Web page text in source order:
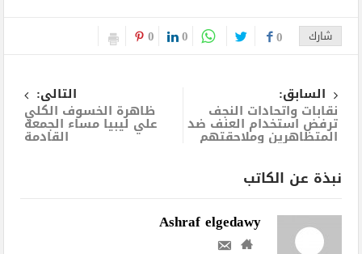
شارك 0
0
0
السابق:
نقابات واتحادات النجف
ترفض استخدام العنف ضد
المتظاهرين وملاحقتهم
التالى:
ظاهرة الخسوف الكلي
علي ليبيا مساء الجمعة
القادمة
نبذة عن الكاتب
Ashraf elgedawy